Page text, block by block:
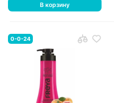
В корзину
0-0-24